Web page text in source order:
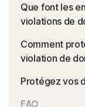
Que font les
violations de
Comment
violation de
Protégez vos
FAQ